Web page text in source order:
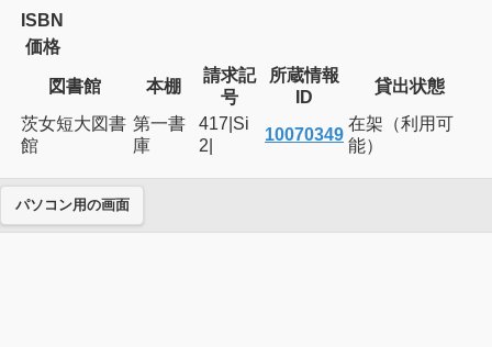
ISBN
価格
図書館 本棚
請求記
号
所蔵情報
ID
貸出状態
茨女短大図書
館
第一書
庫
417|Si
2|
10070349
在架（利用可
能）
パソコン用の画面